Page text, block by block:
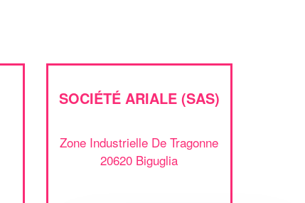
SOCIÉTÉ ARIALE (SAS)
Zone Industrielle De Tragonne
20620 Biguglia